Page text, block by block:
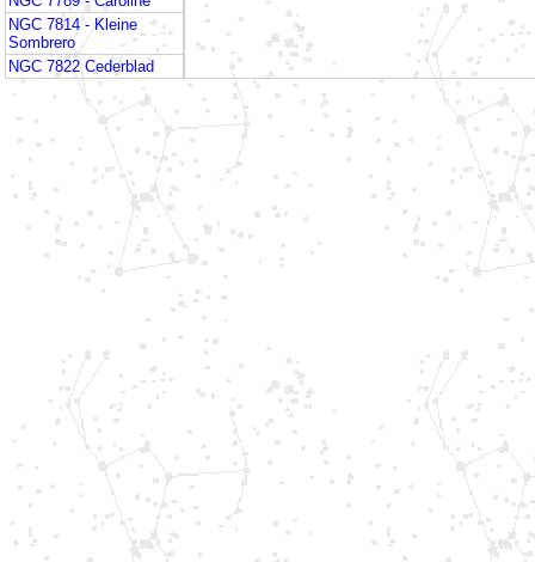
NGC 7814 - Kleine
Sombrero
NGC 7822 Cederblad